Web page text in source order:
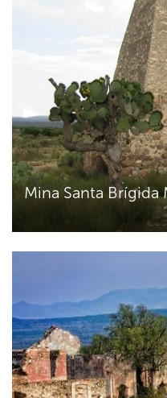
Mina Santa Brígida